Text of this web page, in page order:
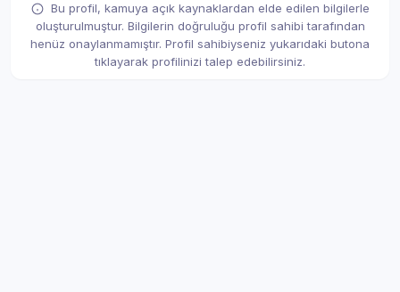
Bu profil, kamuya açık kaynaklardan elde edilen bilgilerle
oluşturulmuştur. Bilgilerin doğruluğu profil sahibi tarafından
henüz onaylanmamıştır. Profil sahibiyseniz yukarıdaki butona
tıklayarak profilinizi talep edebilirsiniz.